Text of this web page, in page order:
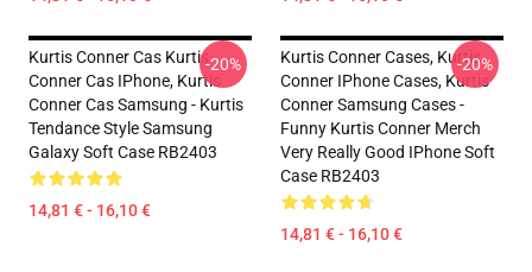
Kurtis Conner Cas Kurtis
Conner Cas IPhone, Kurtis
Conner Cas Samsung - Kurtis
Tendance Style Samsung
Galaxy Soft Case RB2403
14,81 € - 16,10 €
-20%
Kurtis Conner Cases, Kurtis
Conner IPhone Cases, Kurtis
Conner Samsung Cases -
Funny Kurtis Conner Merch
Very Really Good IPhone Soft
Case RB2403
14,81 € - 16,10 €
-20%